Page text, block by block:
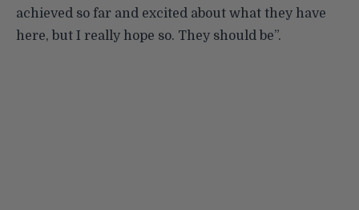
achieved so far and excited about what they have
here, but I really hope so. They should be”.